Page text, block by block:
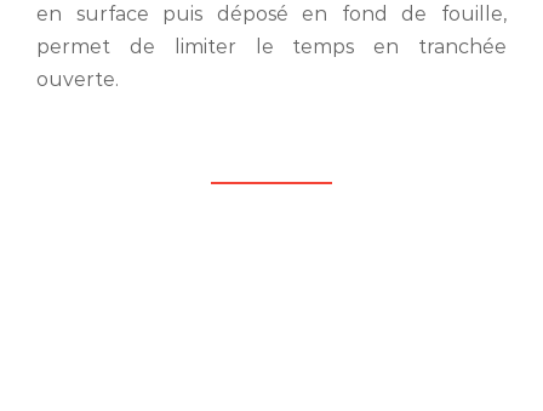
en surface puis déposé en fond de fouille,
permet de limiter le temps en tranchée
ouverte.